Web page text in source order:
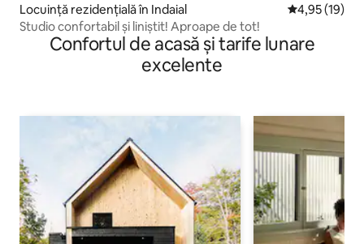
Locuință rezidențială în Indaial Scor mediu
4,95 (19)
Studio confortabil și liniștit! Aproape de tot!
Confortul de acasă și tarife lunare
excelente